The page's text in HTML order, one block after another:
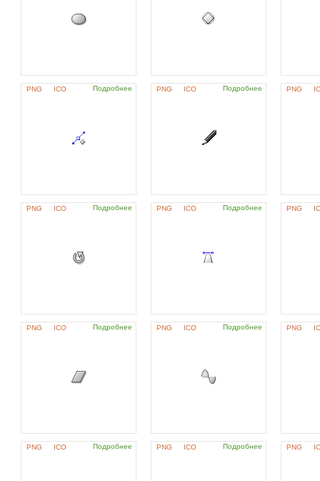
PNG ICO Подробнее PNG ICO Подробнее PNG
PNG ICO Подробнее PNG ICO Подробнее PNG
PNG ICO Подробнее PNG ICO Подробнее PNG
PNG ICO Подробнее PNG ICO Подробнее PNG